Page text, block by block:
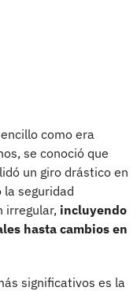
como era
se conoció que
un giro drástico en
seguridad
irregular, incluyendo
hasta cambios en
significativos es la